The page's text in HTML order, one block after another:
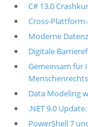
C# 13.0
Cross-
Moderne
Digitale
Gemeinsam für
Data Modeling
.NET 9.0
PowerShell 7